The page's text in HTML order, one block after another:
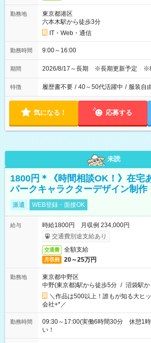
勤務地
東京都港区
六本木駅から徒歩3分
IT・Web・通信
勤務時間 9:00～16:00
期間 2026/8/17～長期 ※長期更新予定 ※8
特徴 履歴書不要 / 40～50代活躍中 / 服装自
気になる！ 応募する
未読
1800円＊《時間相談OK！》在宅
パークキャラクターデザイン制作
派遣 WEB登録・面接OK
給与
時給1800円 月収例 234,000円
交通費別途支給あり
交通費 全額支給
月収例 20～25万円
勤務地
東京都中野区
中野(東京都)駅から徒歩5分 / 沼袋駅
＼作品は500以上！誰もが知る大ヒ
会社+*／
勤務時間
09:30～17:00(実働6時間30分 休憩1
い！